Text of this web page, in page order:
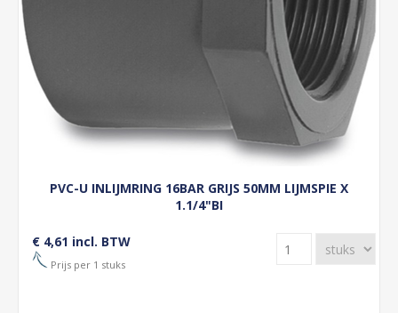
PVC-U INLIJMRING 16BAR GRIJS 50MM LIJMSPIE X
1.1/4"BI
€ 4,61 incl. BTW
Prijs per 1 stuks